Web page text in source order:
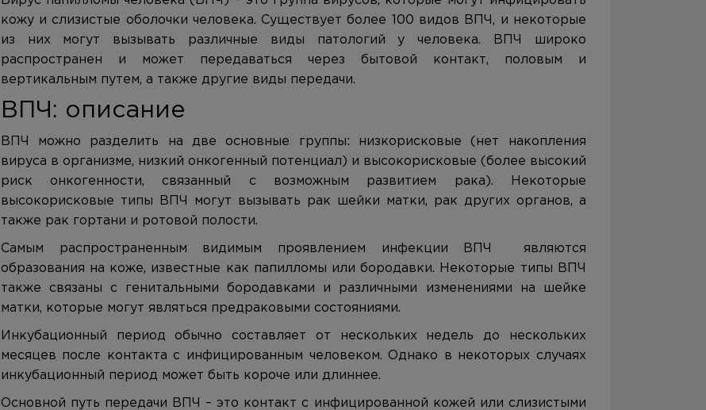
кожу и слизистые оболочки человека. Существует более 100 видов ВПЧ, и некоторые
из них могут вызывать различные виды патологий у человека. ВПЧ широко
распространен и может передаваться через бытовой контакт, половым и
вертикальным путем, а также другие виды передачи.
ВПЧ: описание
ВПЧ можно разделить на две основные группы: низкорисковые (нет накопления
вируса в организме, низкий онкогенный потенциал) и высокорисковые (более высокий
риск онкогенности, связанный с возможным развитием рака). Некоторые
высокорисковые типы ВПЧ могут вызывать рак шейки матки, рак других органов, а
также рак гортани и ротовой полости.
Самым распространенным видимым проявлением инфекции ВПЧ являются
образования на коже, известные как папилломы или бородавки. Некоторые типы ВПЧ
также связаны с генитальными бородавками и различными изменениями на шейке
матки, которые могут являться предраковыми состояниями.
Инкубационный период обычно составляет от нескольких недель до нескольких
месяцев после контакта с инфицированным человеком. Однако в некоторых случаях
инкубационный период может быть короче или длиннее.
Основной путь передачи ВПЧ – это контакт с инфицированной кожей или слизистыми